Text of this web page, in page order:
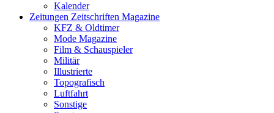
Kalender
Zeitungen Zeitschriften Magazine
KFZ & Oldtimer
Mode Magazine
Film & Schauspieler
Militär
Illustrierte
Topografisch
Luftfahrt
Sonstige